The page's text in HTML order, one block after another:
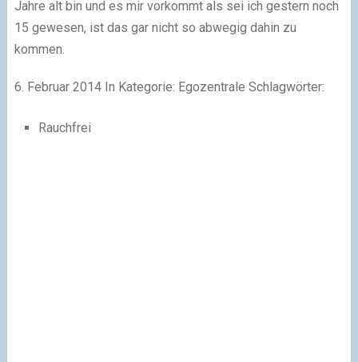
Jahre alt bin und es mir vorkommt als sei ich gestern noch
15 gewesen, ist das gar nicht so abwegig dahin zu
kommen.
6. Februar 2014 In Kategorie: Egozentrale Schlagwörter:
Rauchfrei